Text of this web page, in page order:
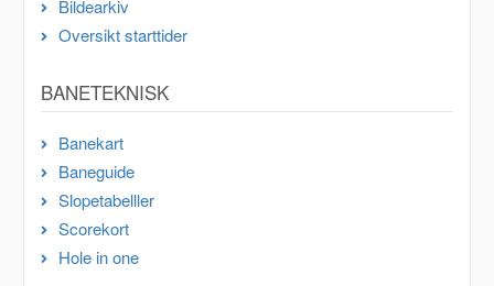
Bildearkiv
Oversikt starttider
BANETEKNISK
Banekart
Baneguide
Slopetabelller
Scorekort
Hole in one